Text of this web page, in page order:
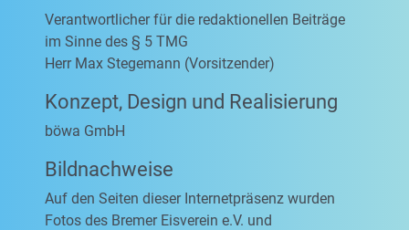
Verantwortlicher für die redaktionellen Beiträge
im Sinne des § 5 TMG
Herr Max Stegemann (Vorsitzender)
Konzept, Design und Realisierung
böwa GmbH
Bildnachweise
Auf den Seiten dieser Internetpräsenz wurden
Fotos des Bremer Eisverein e.V. und